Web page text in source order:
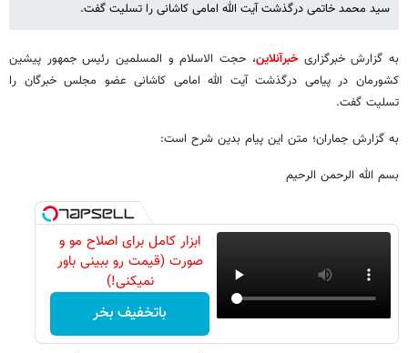
سید محمد خاتمی درگذشت آیت الله امامی کاشانی را تسلیت گفت.
به گزارش خبرگزاریخبرآنلاین، حجت الاسلام و المسلمین رئیس جمهور پیشین
کشورمان در پیامی درگذشت آیت الله امامی کاشانی عضو مجلس خبرگان را
تسلیت گفت.
به گزارش جماران؛ متن این پیام بدین شرح است:
بسم الله الرحمن الرحیم
ابزار کامل برای اصلاح مو و
صورت (قیمت رو ببینی باور
نمیکنی!)
باتخفیف بخر